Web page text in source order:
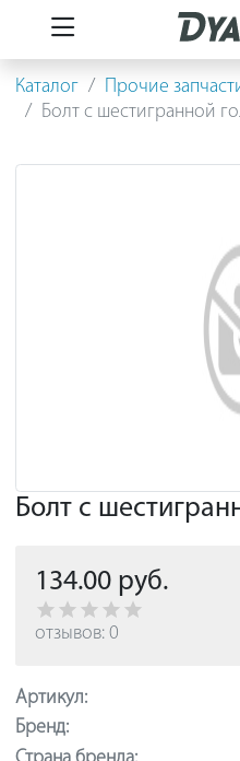
Каталог
Прочие
Болт с шестигранной
Болт с
134.00 руб.
отзывов: 0
Артикул:
Бренд: